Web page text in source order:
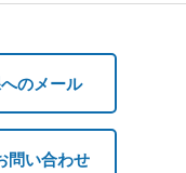
のメール
問い合わせ